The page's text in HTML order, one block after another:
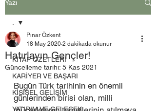
Yazı
.
KİTAP ÖZETLERİ
KARİYER VE BAŞARI
KİŞİSEL GELİŞİM
YATIRIM VE GELECEK
Hatırlayın Gençler!
Pınar Özkent
18 May 2020 2 dakikada okunur
Güncelleme tarihi: 5 Kas 2021
Bugün Türk tarihinin en önemli
günlerinden birisi olan, milli